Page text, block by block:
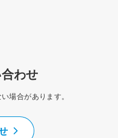
わせ
場合があります。